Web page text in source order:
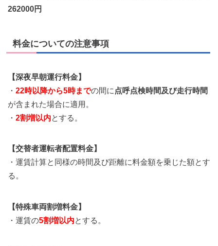
262000円
料金についての注意事項
【深夜早朝運行料金】
・ 22時以降から5時までの間に 点呼点検時間及び走行時間
が含まれた場合に適用。
・ 2割増以内とする。
【交替者運転者配置料金】
・運賃計算と同様の時間及び距離に料金額を乗じた額とす
る。
【特殊車両割増料金】
・運賃の5割増以内とする。